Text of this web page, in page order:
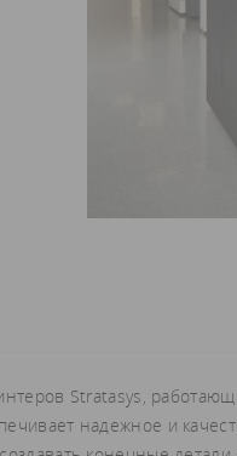
Stratasys,
надежное и